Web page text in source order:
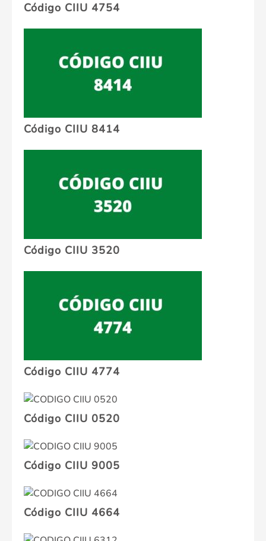
Código CIIU 4754
Código CIIU 8414
Código CIIU 3520
Código CIIU 4774
Código CIIU 0520
Código CIIU 9005
Código CIIU 4664